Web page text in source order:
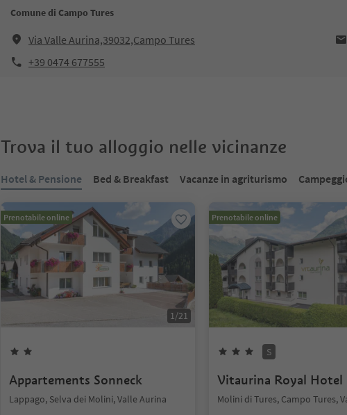
Comune di Campo Tures
Via Valle Aurina,39032,Campo Tures
+39 0474 677555
Trova il tuo alloggio nelle vicinanze
Hotel & Pensione Bed & Breakfast Vacanze in agriturismo
Prenotabile online
1/21
Appartements Sonneck
Lappago, Selva dei Molini, Valle Aurina
Prenotabile online
S
Vitaurina Royal Hotel
Molini di Tures, Campo Tures,